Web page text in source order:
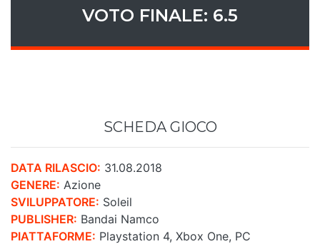
VOTO FINALE: 6.5
SCHEDA GIOCO
DATA RILASCIO: 31.08.2018
GENERE: Azione
SVILUPPATORE: Soleil
PUBLISHER: Bandai Namco
PIATTAFORME: Playstation 4, Xbox One, PC